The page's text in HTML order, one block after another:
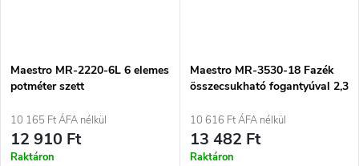
Maestro MR-2220-6L 6 elemes
potméter szett
10 165 Ft ÁFA nélkül
12 910 Ft
Raktáron
Maestro MR-3530-18 Fazék
összecsukható fogantyúval 2,3
10 616 Ft ÁFA nélkül
13 482 Ft
Raktáron